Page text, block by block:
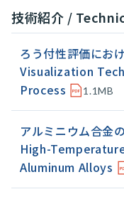
技術紹介 /
ろう付性評価にお
Visualization
Process
1.1MB
アルミニウム合金
High-
Aluminum Alloys